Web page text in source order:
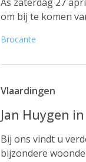
om bij te komen
Brocante
Vlaardingen
Jan Huygen
Bij ons vindt u
bijzondere